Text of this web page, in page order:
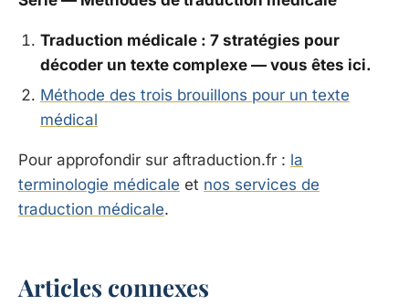
Traduction médicale : 7 stratégies pour
décoder un texte complexe — vous êtes ici.
Méthode des trois brouillons pour un texte
médical
Pour approfondir sur aftraduction.fr : la
terminologie médicale et nos services de
traduction médicale.
Articles connexes